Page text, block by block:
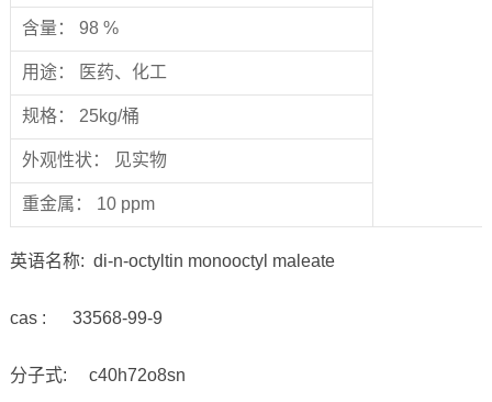
含量： 98 %
用途： 医药、化工
规格： 25kg/桶
外观性状： 见实物
重金属： 10 ppm
英语名称: di-n-octyltin monooctyl maleate
cas : 33568-99-9
分子式: c40h72o8sn